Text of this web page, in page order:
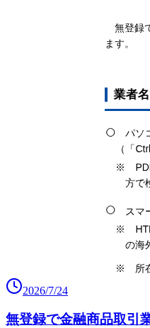
2026/7/24
無登録で金融商品取引